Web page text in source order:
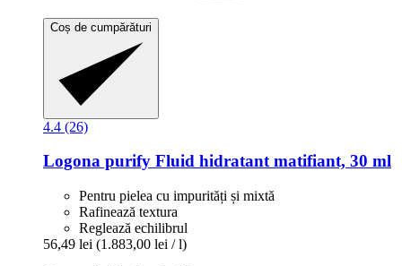
Coș de cumpărături
4.4 (26)
Logona purify Fluid hidratant matifiant, 30 ml
Pentru pielea cu impurități și mixtă
Rafinează textura
Reglează echilibrul
56,49 lei (1.883,00 lei / l)